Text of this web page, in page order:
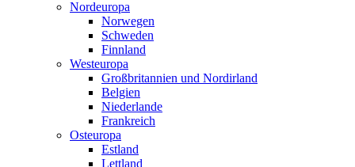
Nordeuropa
Norwegen
Schweden
Finnland
Westeuropa
Großbritannien und Nordirland
Belgien
Niederlande
Frankreich
Osteuropa
Estland
Lettland